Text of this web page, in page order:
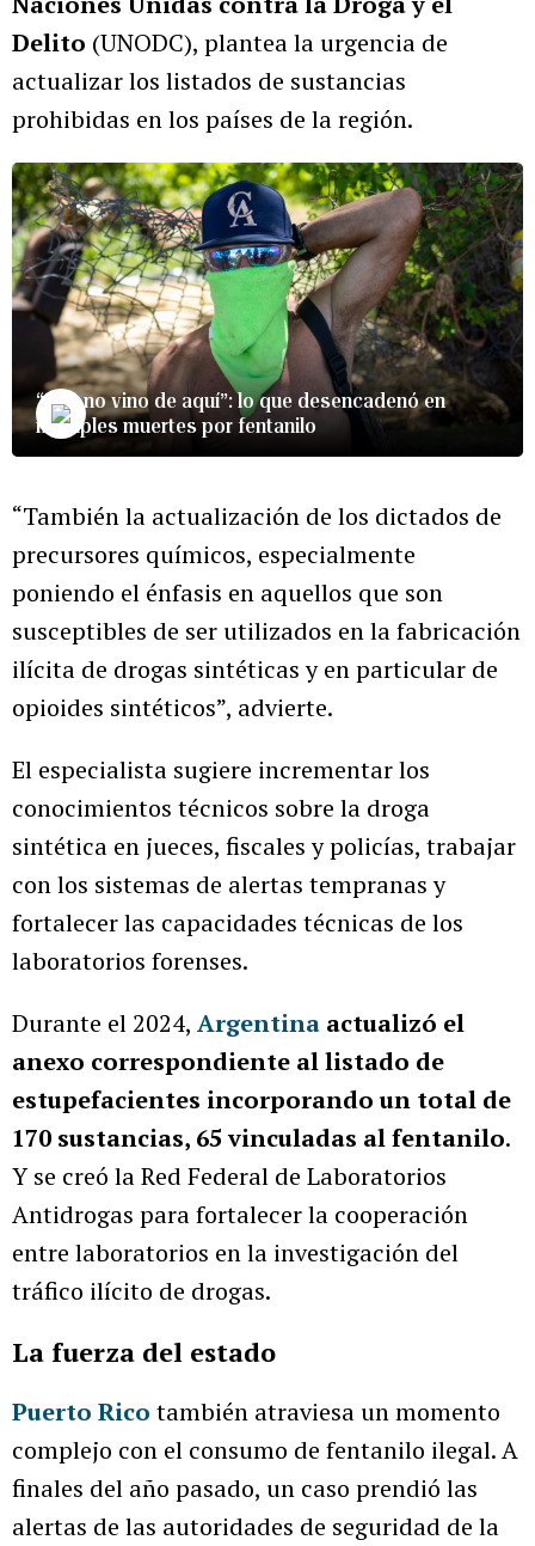
Delito (UNODC), plantea la urgencia de
actualizar los listados de sustancias
prohibidas en los países de la región.
“Eso no vino de aquí”: lo que desencadenó en
múltiples muertes por fentanilo
“También la actualización de los dictados de
precursores químicos, especialmente
poniendo el énfasis en aquellos que son
susceptibles de ser utilizados en la fabricación
ilícita de drogas sintéticas y en particular de
opioides sintéticos”, advierte.
El especialista sugiere incrementar los
conocimientos técnicos sobre la droga
sintética en jueces, fiscales y policías, trabajar
con los sistemas de alertas tempranas y
fortalecer las capacidades técnicas de los
laboratorios forenses.
Durante el 2024, Argentina actualizó el
anexo correspondiente al listado de
estupefacientes incorporando un total de
170 sustancias, 65 vinculadas al fentanilo.
Y se creó la Red Federal de Laboratorios
Antidrogas para fortalecer la cooperación
entre laboratorios en la investigación del
tráfico ilícito de drogas.
La fuerza del estado
Puerto Rico también atraviesa un momento
complejo con el consumo de fentanilo ilegal. A
finales del año pasado, un caso prendió las
alertas de las autoridades de seguridad de la